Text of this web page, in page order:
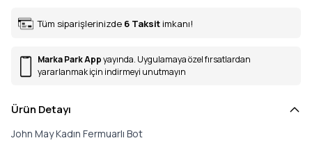
Tüm siparişlerinizde 6 Taksit imkanı!
Marka Park Appyayında. Uygulamaya özel fırsatlardan
yararlanmak için indirmeyi unutmayın
Ürün Detayı
John May Kadın Fermuarlı Bot